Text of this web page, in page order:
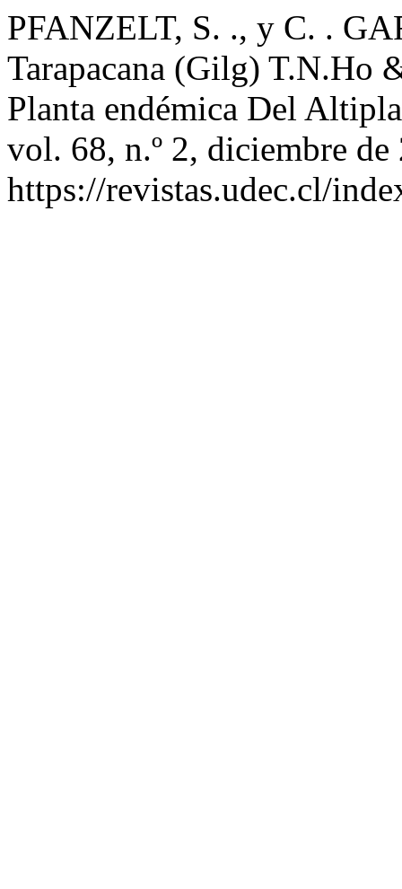
PFANZELT, S. ., y C. .
Tarapacana (Gilg) T.N.Ho
Planta endémica Del
vol. 68, n.º 2, diciembre
https://revistas.udec.cl/